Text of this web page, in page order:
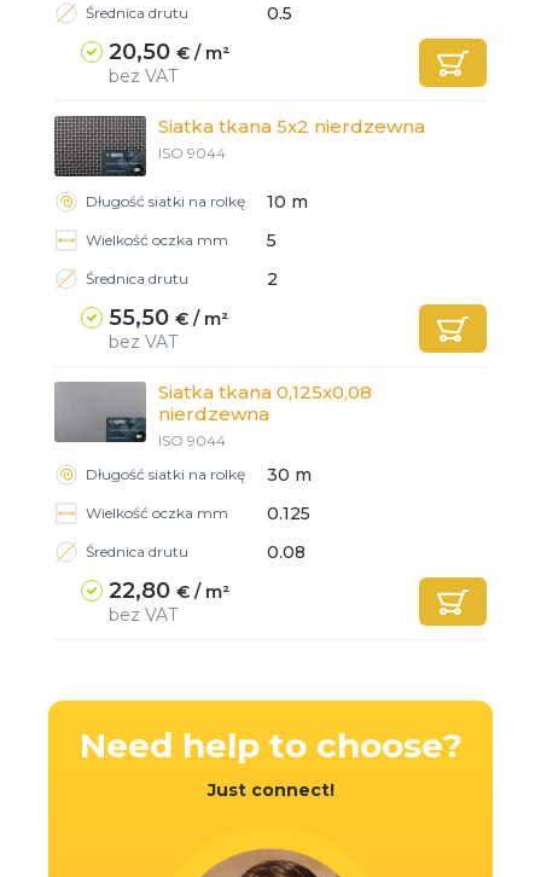
Średnica drutu 0.5
20,50 € / m²
bez VAT
Siatka tkana 5x2 nierdzewna
ISO 9044
Długość siatki na rolkę 10 m
Wielkość oczka mm 5
Średnica drutu 2
55,50 € / m²
bez VAT
Siatka tkana 0,125x0,08
nierdzewna
ISO 9044
Długość siatki na rolkę
30 m
Wielkość oczka mm 0.125
Średnica drutu 0.08
22,80 € / m²
bez VAT
Need helpto choose?
Just connect!